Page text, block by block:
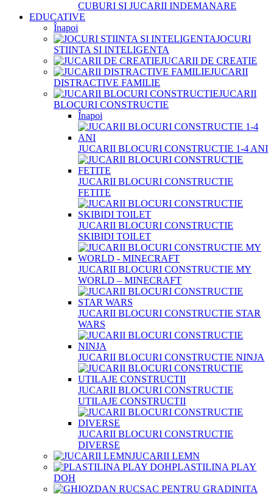
CUBURI SI JUCARII INDEMANARE
EDUCATIVE
Înapoi
JOCURI
STIINTA SI INTELIGENTA
JUCARII DE CREATIE
JUCARII
DISTRACTIVE FAMILIE
JUCARII
BLOCURI CONSTRUCTIE
Înapoi
JUCARII BLOCURI CONSTRUCTIE 1-4 ANI
JUCARII BLOCURI CONSTRUCTIE
FETITE
JUCARII BLOCURI CONSTRUCTIE
SKIBIDI TOILET
JUCARII BLOCURI CONSTRUCTIE MY
WORLD – MINECRAFT
JUCARII BLOCURI CONSTRUCTIE STAR
WARS
JUCARII BLOCURI CONSTRUCTIE NINJA
JUCARII BLOCURI CONSTRUCTIE
UTILAJE CONSTRUCTII
JUCARII BLOCURI CONSTRUCTIE
DIVERSE
JUCARII LEMN
PLASTILINA PLAY
DOH